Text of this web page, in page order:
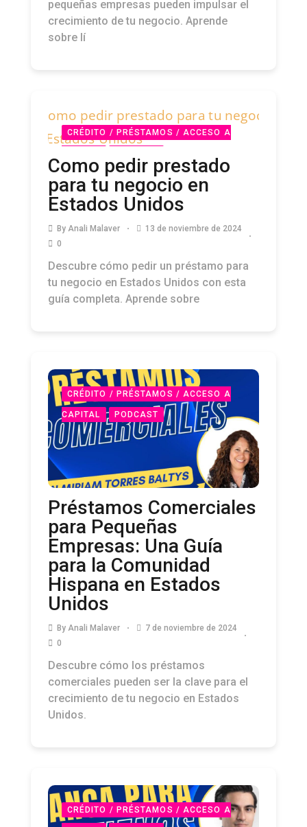
pequeñas empresas pueden impulsar el
crecimiento de tu negocio. Aprende
sobre lí
CRÉDITO / PRÉSTAMOS / ACCESO A
Como pedir prestado
para tu negocio en
Estados Unidos
By Anali Malaver
13 de noviembre de 2024
0
Descubre cómo pedir un préstamo para
tu negocio en Estados Unidos con esta
guía completa. Aprende sobre
CRÉDITO / PRÉSTAMOS / ACCESO A
CAPITAL PODCAST
Préstamos Comerciales
para Pequeñas
Empresas: Una Guía
para la Comunidad
Hispana en Estados
Unidos
By Anali Malaver
7 de noviembre de 2024
0
Descubre cómo los préstamos
comerciales pueden ser la clave para el
crecimiento de tu negocio en Estados
Unidos.
CRÉDITO / PRÉSTAMOS / ACCESO A